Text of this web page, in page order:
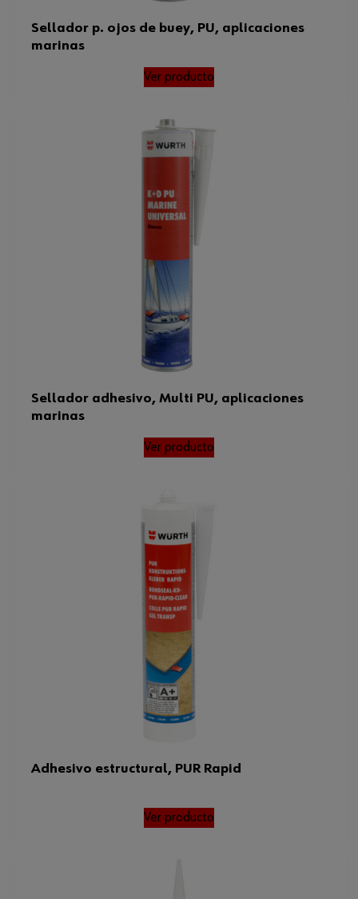
Sellador p. ojos de buey, PU, aplicaciones
marinas
Ver producto
Sellador adhesivo, Multi PU, aplicaciones
marinas
Ver producto
Adhesivo estructural, PUR Rapid
Ver producto